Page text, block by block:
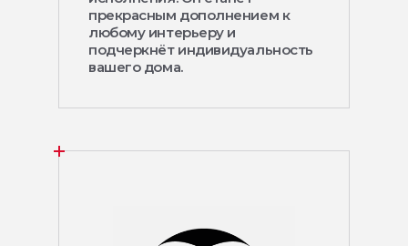
прекрасным дополнением к
любому интерьеру и
подчеркнёт индивидуальность
вашего дома.